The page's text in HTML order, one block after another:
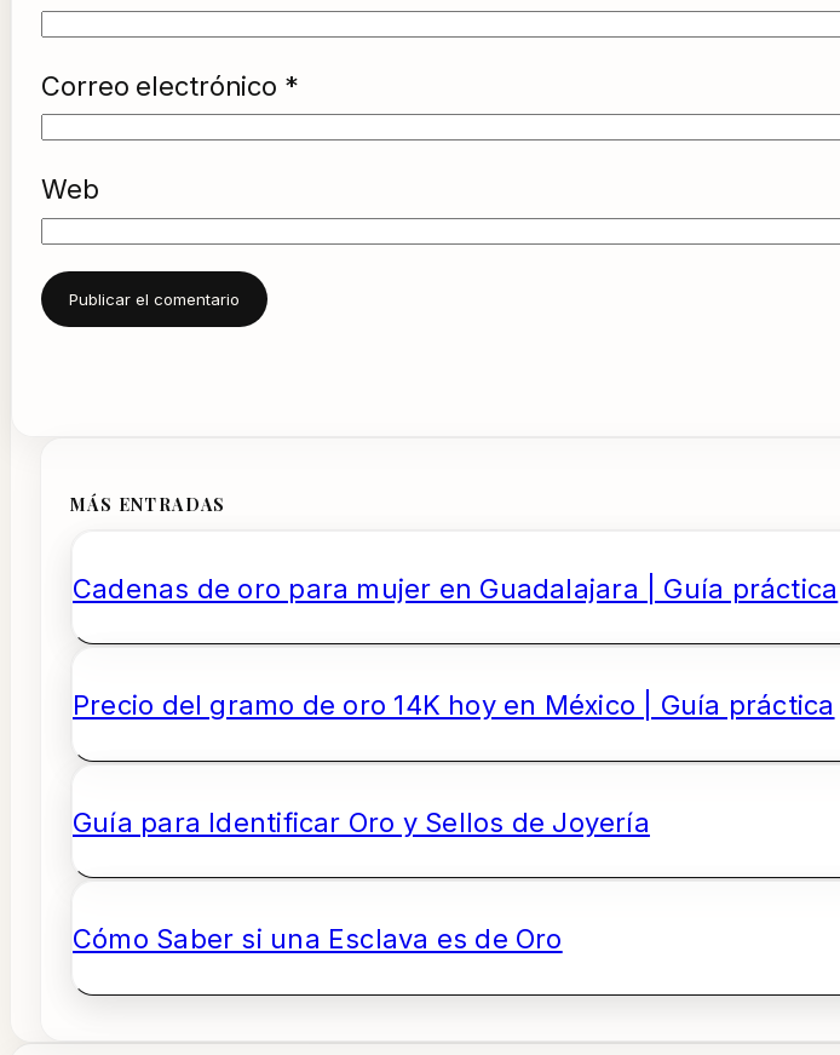
Correo electrónico *
Web
MÁS ENTRADAS
Cadenas de oro para mujer en Guadalajara | Guía práctica
Precio del gramo de oro 14K hoy en México | Guía práctica
Guía para Identificar Oro y Sellos de Joyería
Cómo Saber si una Esclava es de Oro